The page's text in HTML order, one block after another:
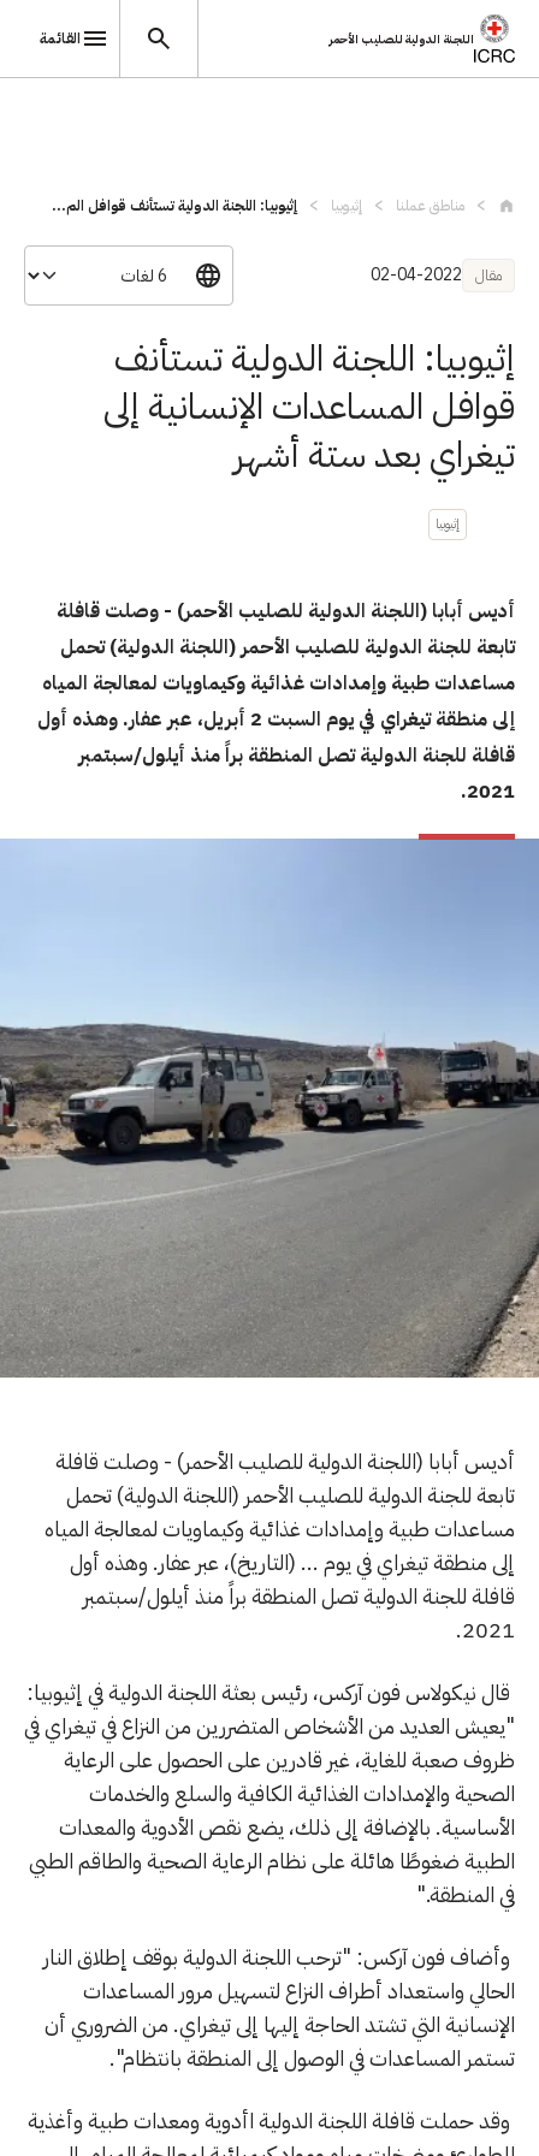
اللجنة الدولية للصليب الأحمر القائمة
مناطق عملنا إثيوبيا إثيوبيا: اللجنة الدولية تستأنف قوافل الم...
مقال 02-04-2022
إثيوبيا: اللجنة الدولية تستأنف
قوافل المساعدات الإنسانية إلى
تيغراي بعد ستة أشهر
إثيوبيا
أديس أبابا (اللجنة الدولية للصليب الأحمر) - وصلت قافلة
تابعة للجنة الدولية للصليب الأحمر (اللجنة الدولية) تحمل
مساعدات طبية وإمدادات غذائية وكيماويات لمعالجة المياه
إلى منطقة تيغراي في يوم السبت 2 أبريل، عبر عفار. وهذه أول
قافلة للجنة الدولية تصل المنطقة براً منذ أيلول/سبتمبر
2021.
أديس أبابا (اللجنة الدولية للصليب الأحمر) - وصلت قافلة
تابعة للجنة الدولية للصليب الأحمر (اللجنة الدولية) تحمل
مساعدات طبية وإمدادات غذائية وكيماويات لمعالجة المياه
إلى منطقة تيغراي في يوم ... (التاريخ)، عبر عفار. وهذه أول
قافلة للجنة الدولية تصل المنطقة براً منذ أيلول/سبتمبر
2021.
قال نيكولاس فون آركس، رئيس بعثة اللجنة الدولية في إثيوبيا:
"يعيش العديد من الأشخاص المتضررين من النزاع في تيغراي في
ظروف صعبة للغاية، غير قادرين على الحصول على الرعاية
الصحية والإمدادات الغذائية الكافية والسلع والخدمات
الأساسية. بالإضافة إلى ذلك، يضع نقص الأدوية والمعدات
الطبية ضغوطًا هائلة على نظام الرعاية الصحية والطاقم الطبي
في المنطقة."
وأضاف فون آركس: "ترحب اللجنة الدولية بوقف إطلاق النار
الحالي واستعداد أطراف النزاع لتسهيل مرور المساعدات
الإنسانية التي تشتد الحاجة إليها إلى تيغراي. من الضروري أن
تستمر المساعدات في الوصول إلى المنطقة بانتظام".
وقد حملت قافلة اللجنة الدولية اأدوية ومعدات طبية وأغذية